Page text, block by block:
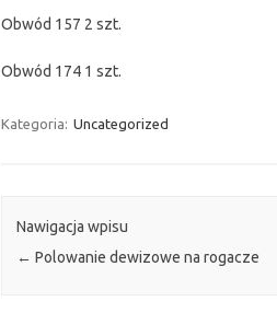
Obwód 157 2 szt.
Obwód 174 1 szt.
Kategoria: Uncategorized
Nawigacja wpisu
← Polowanie dewizowe na rogacze